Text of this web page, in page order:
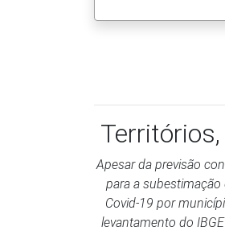
Apesar da previsão
para a
Covid-19 por
levantamento do